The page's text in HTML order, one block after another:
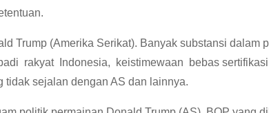
Trump (Amerika Serikat). Banyak substansi dalam
rakyat Indonesia, keistimewaan bebas
sejalan dengan AS dan lainnya.